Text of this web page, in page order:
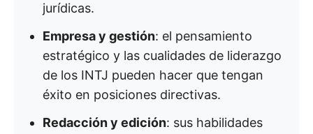
jurídicas.
Empresa y gestión: el pensamiento
estratégico y las cualidades de liderazgo
de los INTJ pueden hacer que tengan
éxito en posiciones directivas.
Redacción y edición: sus habilidades